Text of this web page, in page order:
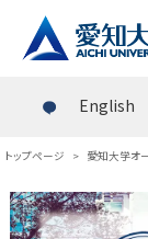
English
トップページ > 愛知大学オ